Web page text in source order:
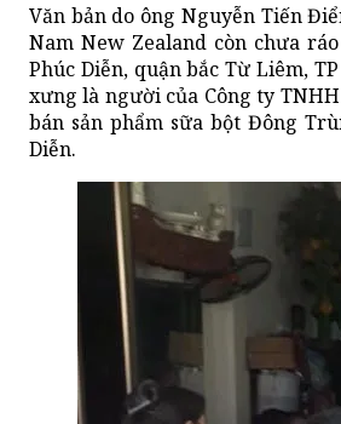
Văn bản do ông Nguyễn Tiến
Nam New Zealand còn chưa
Phúc Diễn, quận bắc Từ Liêm,
xưng là người của Công ty
bán sản phẩm sữa bột Đông
Diễn.